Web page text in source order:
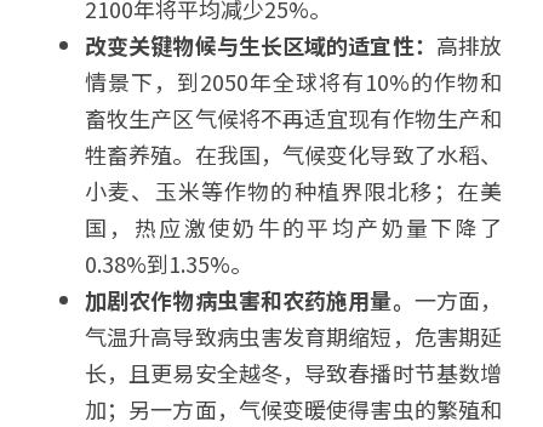
2100年将平均减少25%。
改变关键物候与生长区域的适宜性： 高排放
情景下，到2050年全球将有10%的作物和
畜牧生产区气候将不再适宜现有作物生产和
牲畜养殖。在我国，气候变化导致了水稻、
小麦、玉米等作物的种植界限北移；在美
国，热应激使奶牛的平均产奶量下降了
0.38%到1.35%。
加剧农作物病虫害和农药施用量。 一方面，
气温升高导致病虫害发育期缩短，危害期延
长，且更易安全越冬，导致春播时节基数增
加；另一方面，气候变暖使得害虫的繁殖和